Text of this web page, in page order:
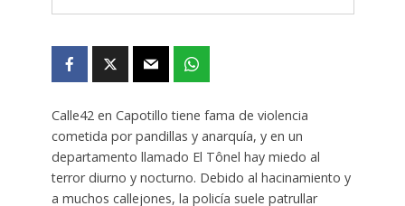
Calle42 en Capotillo tiene fama de violencia
cometida por pandillas y anarquía, y en un
departamento llamado El Tônel hay miedo al
terror diurno y nocturno. Debido al hacinamiento y
a muchos callejones, la policía suele patrullar